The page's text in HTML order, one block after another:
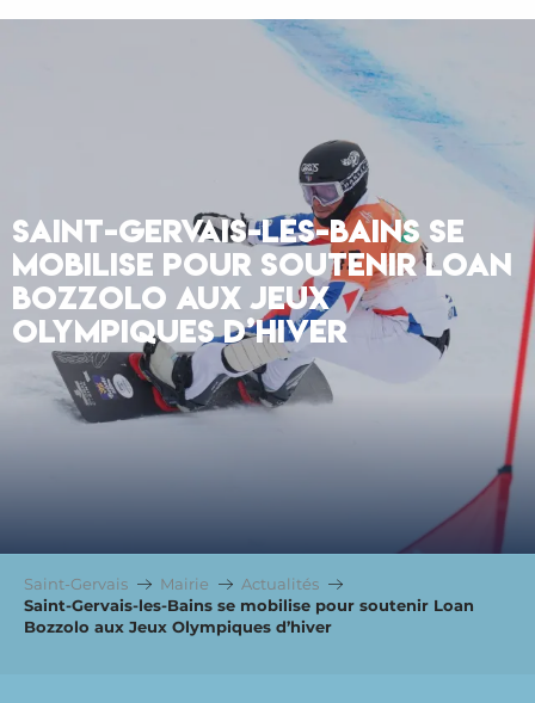
SAINT-GERVAIS-LES-BAINS SE
MOBILISE POUR SOUTENIR LOAN
BOZZOLO AUX JEUX
OLYMPIQUES D’HIVER
Saint-Gervais Mairie
Actualités
Saint-Gervais-les-Bains se mobilise pour soutenir Loan
Bozzolo aux Jeux Olympiques d’hiver